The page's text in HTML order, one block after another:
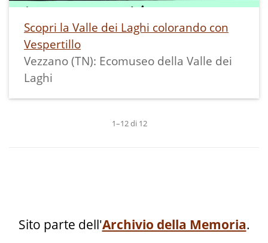
Scopri la Valle dei Laghi colorando con
Vespertillo
Vezzano (TN): Ecomuseo della Valle dei
Laghi
1–12 di 12
Sito parte dell'Archivio della Memoria.